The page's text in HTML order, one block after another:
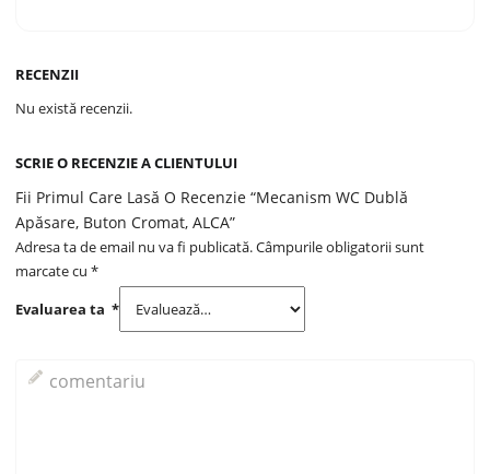
RECENZII
Nu există recenzii.
SCRIE O RECENZIE A CLIENTULUI
Fii Primul Care Lasă O Recenzie “Mecanism WC Dublă
Apăsare, Buton Cromat, ALCA”
Adresa ta de email nu va fi publicată.Câmpurile obligatorii sunt
marcate cu*
Evaluarea ta*